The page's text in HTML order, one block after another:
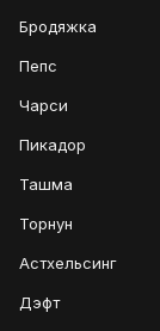
Бродяжка
Пепс
Чарси
Пикадор
Ташма
Торнун
Астхельсинг
Дэфт